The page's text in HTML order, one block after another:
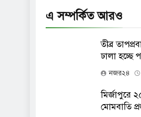
এ সম্পর্কিত আরও
তীব্র
ঢালা হচ্ছে
নজর২৪
মির্জাপুরে
মোমবাতি